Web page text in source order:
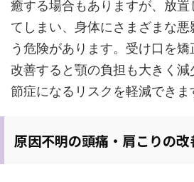
癒する場合もありますが、放置
てしまい、身体にさまざまな悪
う危険があります。受け口を
改善すると顎の負担も大きく
節症になるリスクを軽減できま
原因不明の頭痛・肩こりの